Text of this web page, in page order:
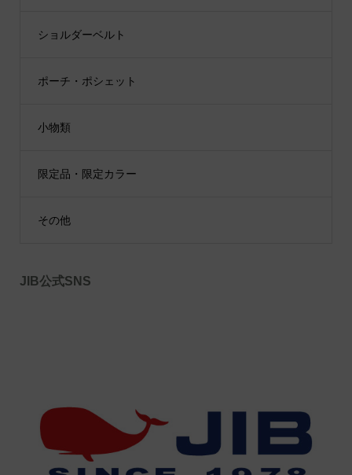
ショルダーベルト
ポーチ・ポシェット
小物類
限定品・限定カラー
その他
JIB公式SNS